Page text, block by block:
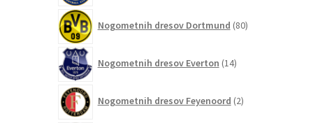
Nogometnih dresov Dortmund 80izdelkov
Nogometnih dresov Everton 14izdelkov
Nogometnih dresov Feyenoord 2izdelka